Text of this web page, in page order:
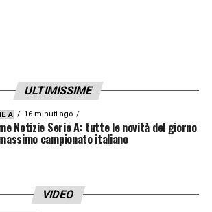
è netto:Bastoniresta il
lista dei catalani e il
continua a pesare sul suo
DELLE NOSTRE TOP NEWS
ULTIMISSIME
A 16 minuti ago
Notizie Serie A: tutte le novità del giorno
campionato italiano
VIDEO